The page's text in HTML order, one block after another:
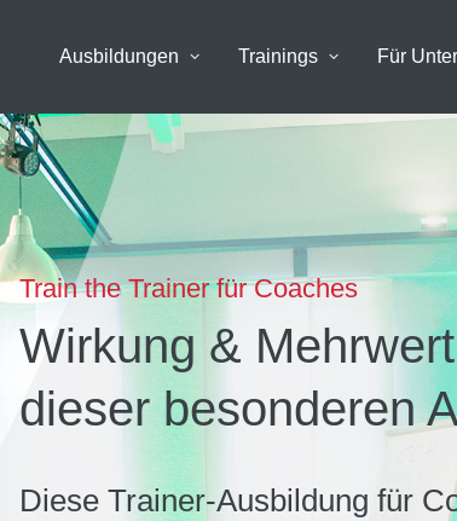
Ausbildungen Trainings Für
Train the Trainer für Coaches
Wirkung &
dieser besonderen
Diese Trainer-Ausbildung für